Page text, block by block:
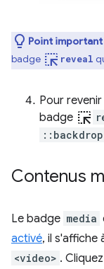
Point important
badge ink_selection reveal
Pour
badge ink_selection
::backdrop
Contenus
Le badge media
activé, il s'affiche
<video> .